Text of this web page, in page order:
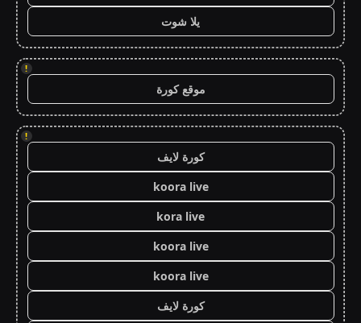
يلا شوت
!
موقع كورة
!
كورة لايف
koora live
kora live
koora live
koora live
كورة لايف